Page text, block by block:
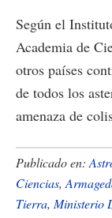
Según el
Academia de
otros países
de todos los
amenaza de
Publicado en:
Ciencias,
Tierra, Ministerio